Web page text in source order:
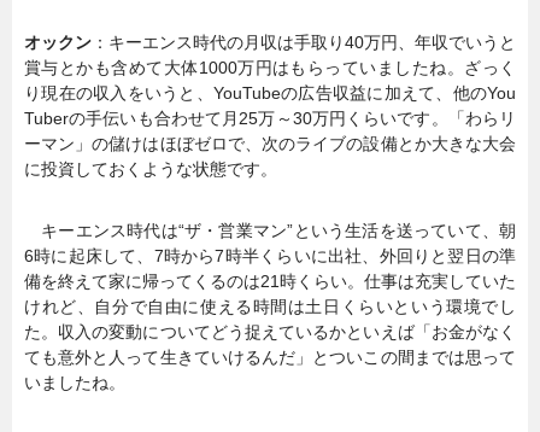
オックン ：キーエンス時代の月収は手取り40万円、年収でいうと
賞与とかも含めて大体1000万円はもらっていましたね。ざっく
り現在の収入をいうと、YouTubeの広告収益に加えて、他のYou
Tuberの手伝いも合わせて月25万～30万円くらいです。「わらリ
ーマン」の儲けはほぼゼロで、次のライブの設備とか大きな大会
に投資しておくような状態です。
キーエンス時代は“ザ・営業マン”という生活を送っていて、朝
6時に起床して、7時から7時半くらいに出社、外回りと翌日の準
備を終えて家に帰ってくるのは21時くらい。仕事は充実していた
けれど、自分で自由に使える時間は土日くらいという環境でし
た。収入の変動についてどう捉えているかといえば「お金がなく
ても意外と人って生きていけるんだ」とついこの間までは思って
いましたね。